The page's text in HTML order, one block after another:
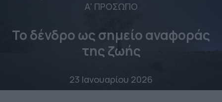
Α' ΠΡΟΣΩΠΟ
Το δένδρο ως σημείο αναφοράς
της ζωής
23 Ιανουαρίου 2026